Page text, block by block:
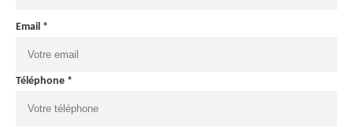
Email *
Téléphone *